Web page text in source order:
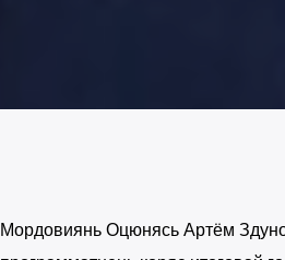
Мордовиянь Оцюнясь Артём